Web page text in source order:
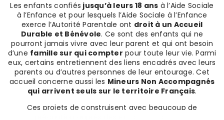
Les enfants confiés jusqu’à leurs 18 ans à l’Aide Sociale
à l’Enfance et pour lesquels l’Aide Sociale à l’Enfance
exerce l’Autorité Parentale ont droit à un Accueil
Durable et Bénévole. Ce sont des enfants qui ne
pourront jamais vivre avec leur parent et qui ont besoin
d’une famille sur qui compter pour toute leur vie. Parmi
eux, certains entretiennent des liens encadrés avec leurs
parents ou d’autres personnes de leur entourage. Cet
accueil concerne aussi les Mineurs Non Accompagnés
qui arrivent seuls sur le territoire Français.
Ces projets de construisent avec beaucoup de